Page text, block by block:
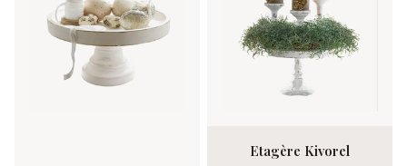
Etagère Kivorel